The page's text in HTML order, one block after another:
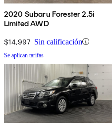
2020 Subaru Forester 2.5i
Limited AWD
$14,997 Sin calificación
Se aplican tarifas